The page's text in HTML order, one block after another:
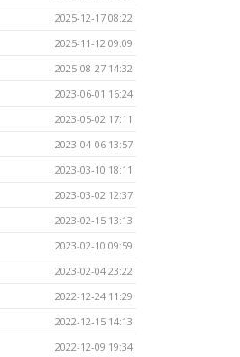
2025-12-17 08:22
2025-11-12 09:09
2025-08-27 14:32
2023-06-01 16:24
2023-05-02 17:11
2023-04-06 13:57
2023-03-10 18:11
2023-03-02 12:37
2023-02-15 13:13
2023-02-10 09:59
2023-02-04 23:22
2022-12-24 11:29
2022-12-15 14:13
2022-12-09 19:34